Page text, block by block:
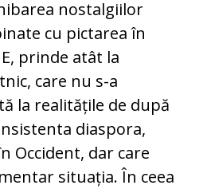
nostalgiilor
cu pictarea în
prinde atât la
care nu s-a
la realitățile de după
diaspora,
Occident, dar care
situația. În ceea